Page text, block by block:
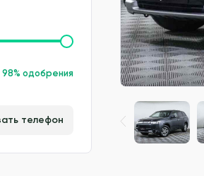
98% одобрения
телефон